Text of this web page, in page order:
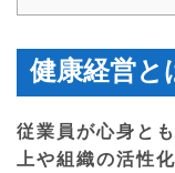
健康経営と
従業員が心身と
上や組織の活性